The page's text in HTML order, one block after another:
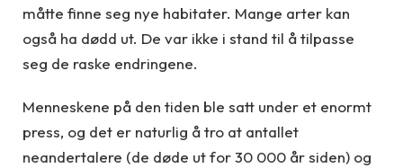
måtte finne seg nye habitater. Mange arter kan
også ha dødd ut. De var ikke i stand til å tilpasse
seg de raske endringene.
Menneskene på den tiden ble satt under et enormt
press, og det er naturlig å tro at antallet
neandertalere (de døde ut for 30 000 år siden) og